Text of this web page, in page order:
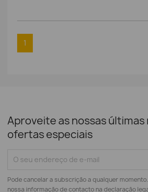
1
Aproveite as nossas últimas
ofertas especiais
Pode cancelar a subscrição a qualquer
nossa informação de contacto na declaração